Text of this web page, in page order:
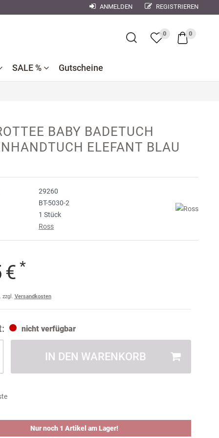
×
ANMELDEN REGISTRIEREN
SALE %
Badtextilien
Bettwäsche
Dekokissen
Reduzierte
Gutscheine
0 0
BABY BADETUCH
ELEFANT BLAU
29260
BT-5030-2
1 Stück
Ross
€ *
zzgl. Versandkosten
nicht verfügbar
IN DEN WARENKORB
Nur noch 1 Artikel am Lager!